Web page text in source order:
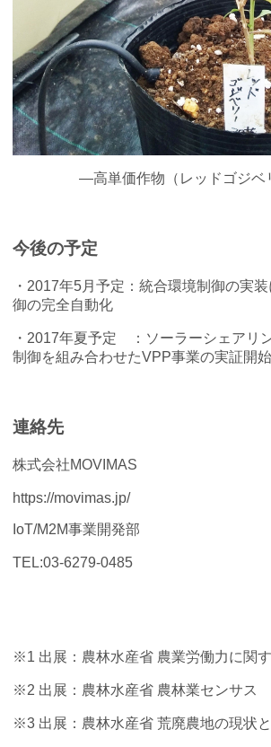
―高単価作物（レッドゴジ
今後の予定
・2017年5月予定：統合環境制御の実
御の完全自動化
・2017年夏予定 ：ソーラーシェアリ
制御を組み合わせたVPP事業の実証開始
連絡先
株式会社MOVIMAS
https://movimas.jp/
IoT/M2M事業開発部
TEL:03-6279-0485
※1 出展：農林水産省 農業労働力に関
※2 出展：農林水産省 農林業センサス
※3 出展：農林水産省 荒廃農地の現状